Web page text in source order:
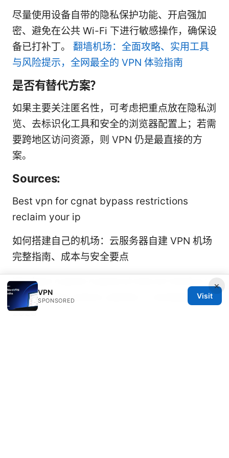
尽量使用设备自带的隐私保护功能、开启强加
密、避免在公共 Wi-Fi 下进行敏感操作，确保设
备已打补丁。 翻墙机场：全面攻略、实用工具
与风险提示，全网最全的 VPN 体验指南
是否有替代方案？
如果主要关注匿名性，可考虑把重点放在隐私浏
览、去标识化工具和安全的浏览器配置上；若需
要跨地区访问资源，则 VPN 仍是最直接的方
案。
Sources:
Best vpn for cgnat bypass restrictions
reclaim your ip
如何搭建自己的机场：云服务器自建 VPN 机场
完整指南、成本与安全要点
Nordvpn cuanto cuesta al mes en mexico y
vale la pena: precio, planes, y consejos para
2026
×
VPN
SPONSORED
Visit